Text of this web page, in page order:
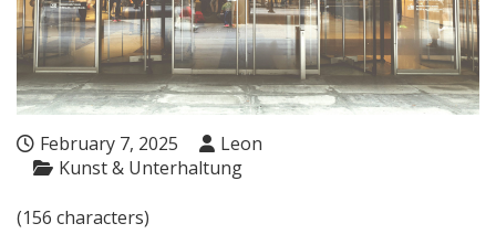
February 7, 2025
Leon
Kunst & Unterhaltung
(156 characters)